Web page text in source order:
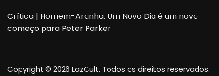
Crítica | Homem-Aranha: Um Novo Dia é um novo
começo para Peter Parker
Copyright © 2026 LazCult. Todos os direitos reservados.